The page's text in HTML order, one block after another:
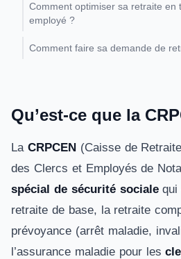
Comment optimiser sa retraite en
employé ?
Comment faire sa demande de
Qu’est-ce que la
La CRPCEN(Caisse de
des Clercs et Employés de
spécial de sécurité socialequi
retraite de base, la retraite
prévoyance (arrêt maladie,
l’assurance maladie pour les